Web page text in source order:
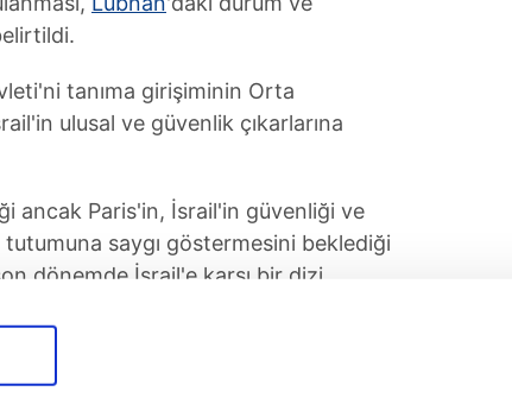
tanıma girişiminin Orta
ulusal ve güvenlik çıkarlarına
ancak Paris'in, İsrail'in güvenliği ve
saygı göstermesini beklediği
dönemde İsrail'e karşı bir dizi
ileri sürüldü.